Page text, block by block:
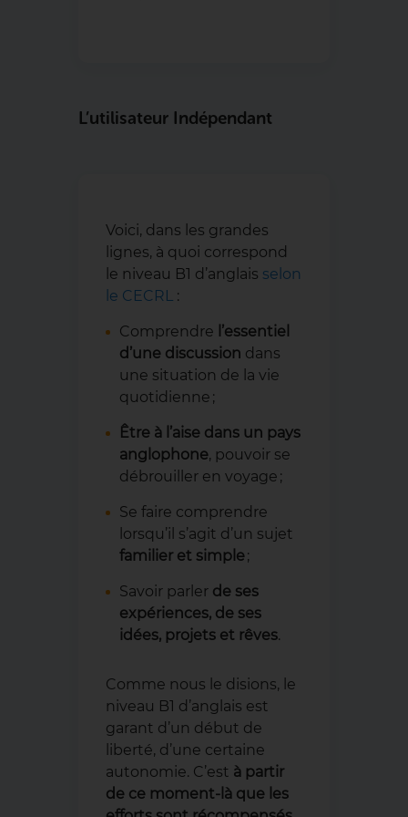
L’utilisateur Indépendant
Voici, dans les grandes
lignes, à quoi correspond
le niveau B1 d’anglais selon
le CECRL :
Comprendre l’essentiel
d’une discussion dans
une situation de la vie
quotidienne ;
Être à l’aise dans un pays
anglophone, pouvoir se
débrouiller en voyage ;
Se faire comprendre
lorsqu’il s’agit d’un sujet
familier et simple;
Savoir parler de ses
expériences, de ses
idées, projets et rêves.
Comme nous le disions, le
niveau B1 d’anglais est
garant d’un début de
liberté, d’une certaine
autonomie. C’est à partir
de ce moment-là que les